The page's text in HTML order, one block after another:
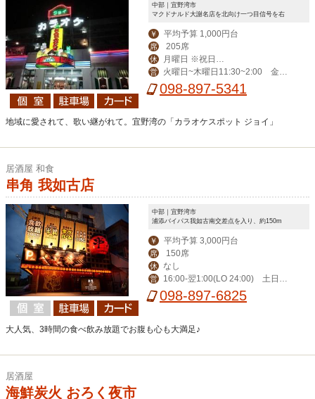
中部｜宜野湾市
マクドナルド大謝名店を北向け一つ目信号を右
￥ 平均予算 1,000円台
席 205席
休
祝前日は営業
営
火曜日~木曜日11:30~2:00 金曜
日11:30~3:00 土曜日11:00~4:00 日
098-897-5341
地域に愛されて、歌い継がれて。宜野湾の「カラオケスポット ジョイ」
居酒屋 和食
串角 我如古店
中部｜宜野湾市
浦添バイパス我如古南交差点を入り、約150m
￥ 平均予算 3,000円台
席 150席
休 なし
営
16:00-翌1:00(LO 24:00) 土日祝1
5:00-翌1:00(LO 24:00)
098-897-6825
大人気、3時間の食べ飲み放題でお腹も心も大満足♪
居酒屋
海鮮炭火 おろく夜市